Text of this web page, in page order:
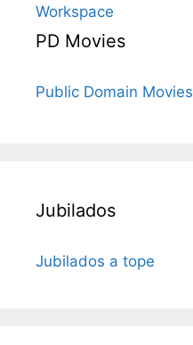
Workspace
PD Movies
Public Domain Movies
Jubilados
Jubilados a tope